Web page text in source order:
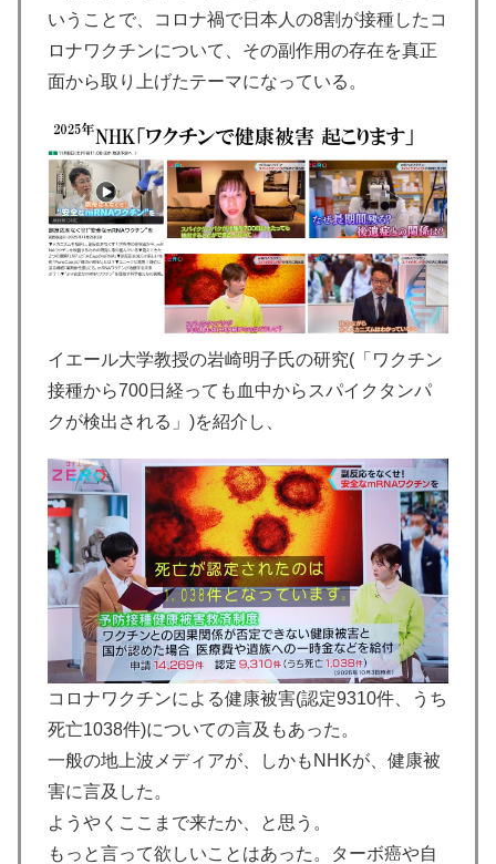
いうことで、コロナ禍で日本人の8割が接種したコ
ロナワクチンについて、その副作用の存在を真正
面から取り上げたテーマになっている。
イエール大学教授の岩崎明子氏の研究(「ワクチン
接種から700日経っても血中からスパイクタンパ
クが検出される」)を紹介し、
コロナワクチンによる健康被害(認定9310件、うち
死亡1038件)についての言及もあった。
一般の地上波メディアが、しかもNHKが、健康被
害に言及した。
ようやくここまで来たか、と思う。
もっと言って欲しいことはあった。ターボ癌や自